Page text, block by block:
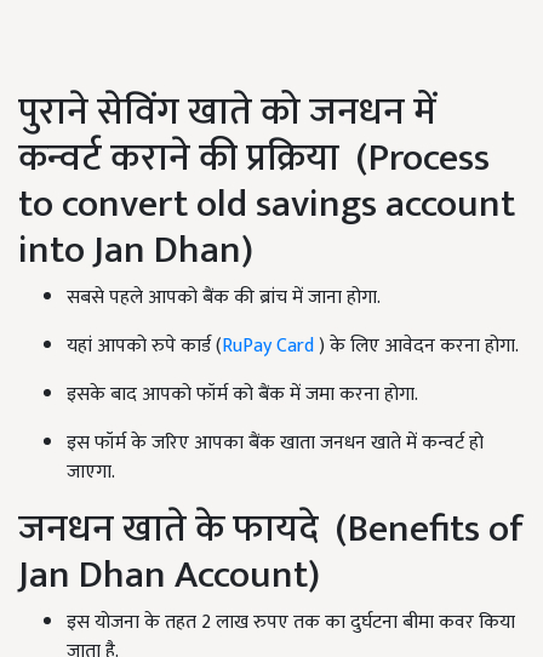
पुराने सेविंग खाते को जनधन में
कन्वर्ट कराने की प्रक्रिया (Process
to convert old savings account
into Jan Dhan)
सबसे पहले आपको बैंक की ब्रांच में जाना होगा.
यहां आपको रुपे कार्ड (RuPay Card) के लिए आवेदन करना होगा.
इसके बाद आपको फॉर्म को बैंक में जमा करना होगा.
इस फॉर्म के जरिए आपका बैंक खाता जनधन खाते में कन्वर्ट हो
जाएगा.
जनधन खाते के फायदे (Benefits of
Jan Dhan Account)
इस योजना के तहत 2 लाख रुपए तक का दुर्घटना बीमा कवर किया